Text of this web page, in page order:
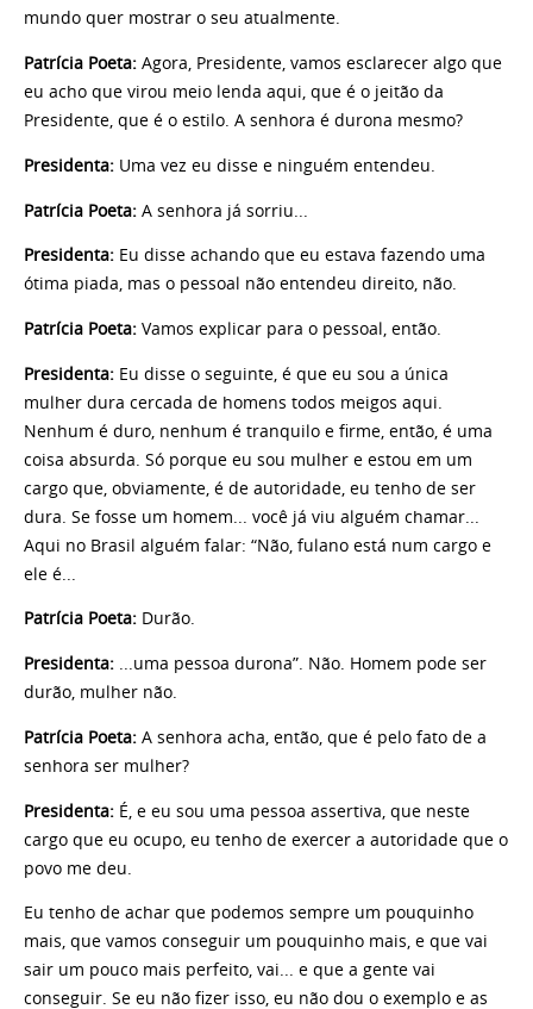
mundo quer mostrar o seu atualmente.
Patrícia Poeta: Agora, Presidente, vamos esclarecer algo que
eu acho que virou meio lenda aqui, que é o jeitão da
Presidente, que é o estilo. A senhora é durona mesmo?
Presidenta: Uma vez eu disse e ninguém entendeu.
Patrícia Poeta: A senhora já sorriu...
Presidenta: Eu disse achando que eu estava fazendo uma
ótima piada, mas o pessoal não entendeu direito, não.
Patrícia Poeta: Vamos explicar para o pessoal, então.
Presidenta: Eu disse o seguinte, é que eu sou a única
mulher dura cercada de homens todos meigos aqui.
Nenhum é duro, nenhum é tranquilo e firme, então, é uma
coisa absurda. Só porque eu sou mulher e estou em um
cargo que, obviamente, é de autoridade, eu tenho de ser
dura. Se fosse um homem... você já viu alguém chamar...
Aqui no Brasil alguém falar: “Não, fulano está num cargo e
ele é...
Patrícia Poeta: Durão.
Presidenta: ...uma pessoa durona”. Não. Homem pode ser
durão, mulher não.
Patrícia Poeta: A senhora acha, então, que é pelo fato de a
senhora ser mulher?
Presidenta: É, e eu sou uma pessoa assertiva, que neste
cargo que eu ocupo, eu tenho de exercer a autoridade que o
povo me deu.
Eu tenho de achar que podemos sempre um pouquinho
mais, que vamos conseguir um pouquinho mais, e que vai
sair um pouco mais perfeito, vai... e que a gente vai
conseguir. Se eu não fizer isso, eu não dou o exemplo e as